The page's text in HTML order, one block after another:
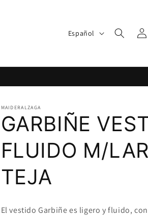
a
Español
Iniciar
sesión
MAIDERALZAGA
GARBIÑE
FLUIDO M/
TEJA
El vestido Garbiñe es ligero y fluido,